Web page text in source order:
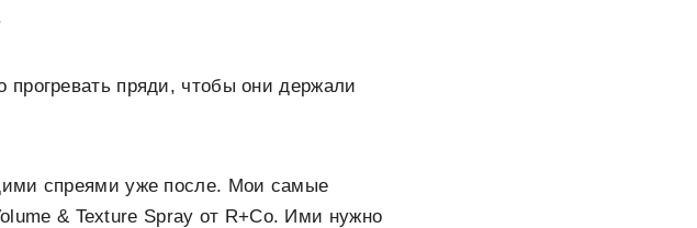
пряди, чтобы они держали
спреями уже после. Мои самые
& Texture Spray от R+Co. Ими нужно